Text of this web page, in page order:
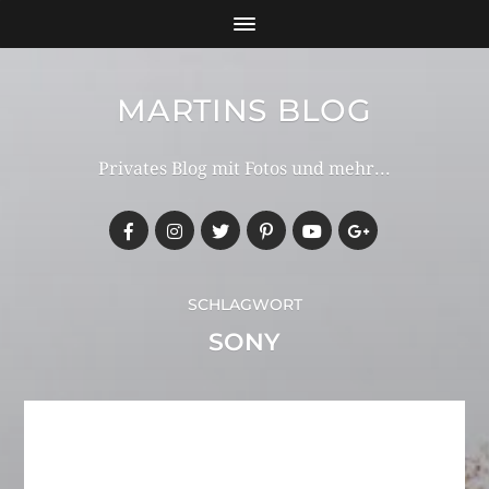
MARTINS BLOG
Privates Blog mit Fotos und mehr...
SCHLAGWORT
SONY